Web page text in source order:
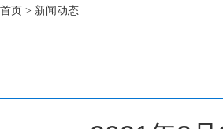
首页 > 新闻动态